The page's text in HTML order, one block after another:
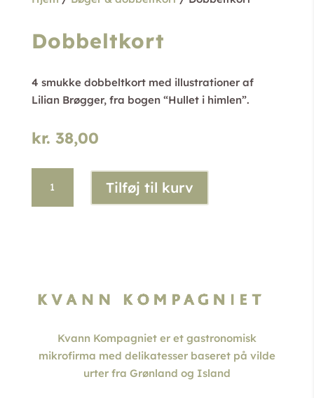
Dobbeltkort
4 smukke dobbeltkort med illustrationer af
Lilian Brøgger, fra bogen “Hullet i himlen”.
kr. 38,00
antal
Tilføj til kurv
Kvann Kompagniet er et gastronomisk
mikrofirma med delikatesser baseret på vilde
urter fra Grønland og Island